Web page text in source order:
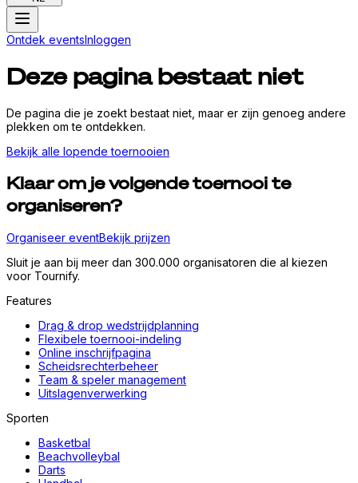
Ontdek eventsInloggen
Deze pagina bestaat niet
De pagina die je zoekt bestaat niet, maar er zijn genoeg andere
plekken om te ontdekken.
Bekijk alle lopende toernooien
Klaar om je volgende toernooi te
organiseren?
Organiseer eventBekijk prijzen
Sluit je aan bij meer dan 300.000 organisatoren die al kiezen
voor Tournify.
Features
Drag & drop wedstrijdplanning
Flexibele toernooi-indeling
Online inschrijfpagina
Scheidsrechterbeheer
Team & speler management
Uitslagenverwerking
Sporten
Basketbal
Beachvolleybal
Darts